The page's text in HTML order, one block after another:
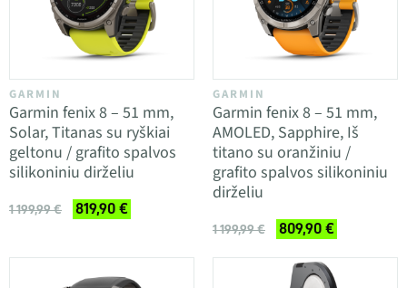
GARMIN
Garmin fenix 8 – 51 mm,
Solar, Titanas su ryškiai
geltonu / grafito spalvos
silikoniniu dirželiu
1 199,99 € 819,90 €
GARMIN
Garmin fenix 8 – 51 mm,
AMOLED, Sapphire, Iš
titano su oranžiniu /
grafito spalvos silikoniniu
dirželiu
1 199,99 € 809,90 €